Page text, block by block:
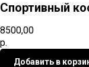
Спортивный
8500,00
р.
Добавить в